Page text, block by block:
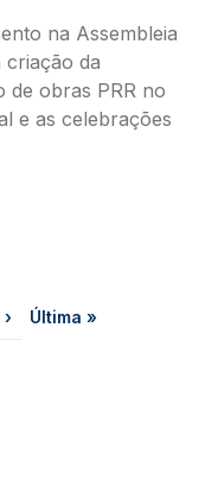
na Assembleia
criação da
de obras PRR no
e as celebrações
Última página
Última »